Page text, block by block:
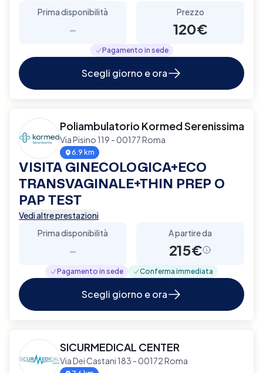
Prima disponibilità
-
Prezzo
120€
Pagamento in sede
Scegli giorno e ora
Poliambulatorio Kormed Serenissima
Via Pisino 119 - 00177 Roma
6.9 km
VISITA GINECOLOGICA+ECO
TRANSVAGINALE+THIN PREP O
PAP TEST
Vedi altre prestazioni
Prima disponibilità
-
A partire da
215€
Pagamento in sede Conferma immediata
Scegli giorno e ora
SICURMEDICAL CENTER
Via Dei Castani 183 - 00172 Roma